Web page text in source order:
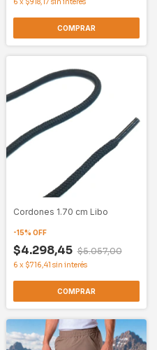
COMPRAR
Cordones 1.70 cm Libo
-15% OFF
$4.298,45 $5.057,00
6 x $716,41 sin interés
COMPRAR